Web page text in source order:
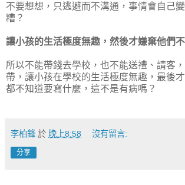
不要想想，只逃避而不溝通，事情會自己
糟？
讓小孩的生活極度無趣，然後才嫌棄他們
所以不能帶錢去學校，也不能送禮、請客
帶，讓小孩在學校的生活極度無趣，最後
都不知道要寫什麼，這不是有病嗎？
李柏鋒 於 晚上8:58 沒有留言:
分享